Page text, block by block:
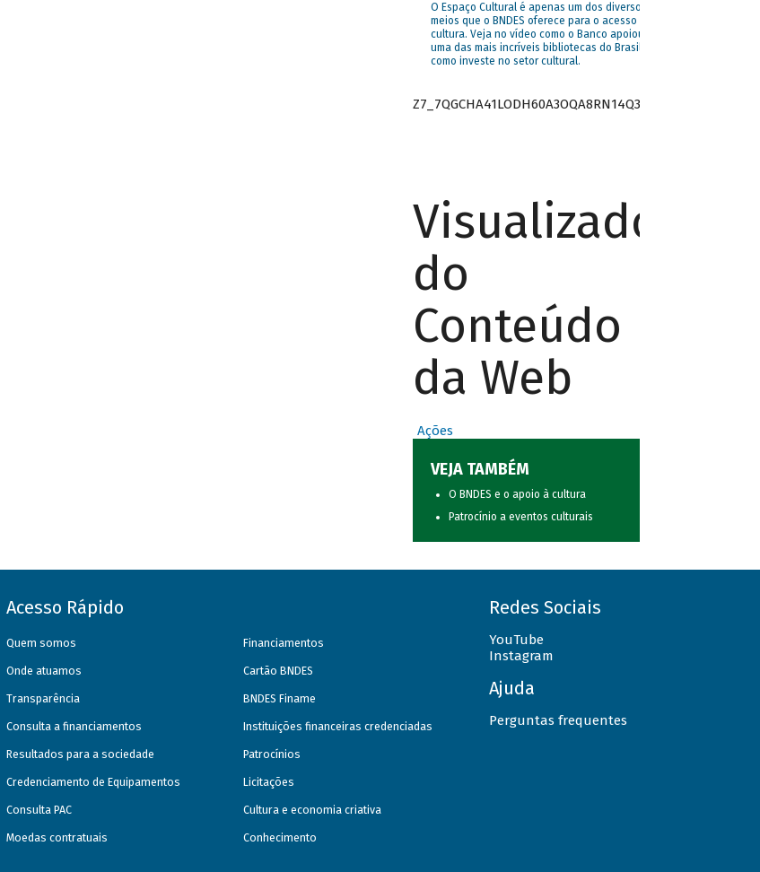
O Espaço Cultural é apenas um dos diversos
meios que o BNDES oferece para o acesso à
cultura. Veja no vídeo como o Banco apoiou
uma das mais incríveis bibliotecas do Brasil e
como investe no setor cultural.
Z7_7QGCHA41LODH60A3OQA8RN14Q3
Visualizador
do
Conteúdo
da Web
Ações
VEJA TAMBÉM
O BNDES e o apoio à cultura
Patrocínio a eventos culturais
Acesso Rápido
Quem somos
Onde atuamos
Transparência
Consulta a financiamentos
Resultados para a sociedade
Credenciamento de Equipamentos
Consulta PAC
Moedas contratuais
Financiamentos
Cartão BNDES
BNDES Finame
Instituições financeiras credenciadas
Patrocínios
Licitações
Cultura e economia criativa
Conhecimento
Redes Sociais
YouTube
Instagram
Ajuda
Perguntas frequentes